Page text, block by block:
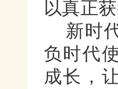
以真正
新时
负时代
成长，